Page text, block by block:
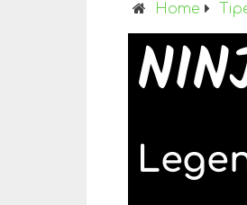
Home